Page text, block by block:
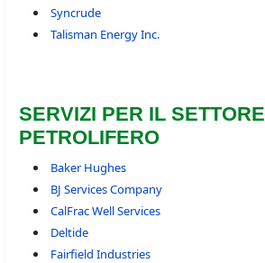
Syncrude
Talisman Energy Inc.
SERVIZI PER IL SETTORE
PETROLIFERO
Baker Hughes
BJ Services Company
CalFrac Well Services
Deltide
Fairfield Industries